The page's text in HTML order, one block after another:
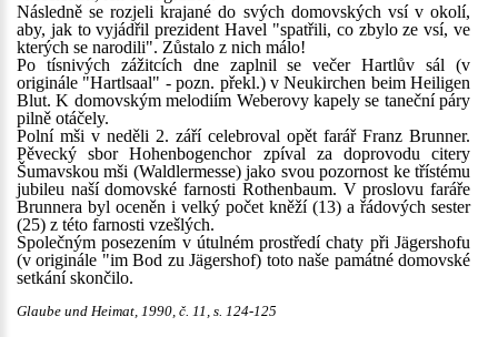
Následně se rozjeli krajané do svých domovských vsí v okolí,
aby, jak to vyjádřil prezident Havel "spatřili, co zbylo ze vsí, ve
kterých se narodili". Zůstalo z nich málo!
Po tísnivých zážitcích dne zaplnil se večer Hartlův sál (v
originále "Hartlsaal" - pozn. překl.) v Neukirchen beim Heiligen
Blut. K domovským melodiím Weberovy kapely se taneční páry
pilně otáčely.
Polní mši v neděli 2. září celebroval opět farář Franz Brunner.
Pěvecký sbor Hohenbogenchor zpíval za doprovodu citery
Šumavskou mši (Waldlermesse) jako svou pozornost ke třístému
jubileu naší domovské farnosti Rothenbaum. V proslovu faráře
Brunnera byl oceněn i velký počet kněží (13) a řádových sester
(25) z této farnosti vzešlých.
Společným posezením v útulném prostředí chaty při Jägershofu
(v originále "im Bod zu Jägershof) toto naše památné domovské
setkání skončilo.
Glaube und Heimat, 1990, č. 11, s. 124-125